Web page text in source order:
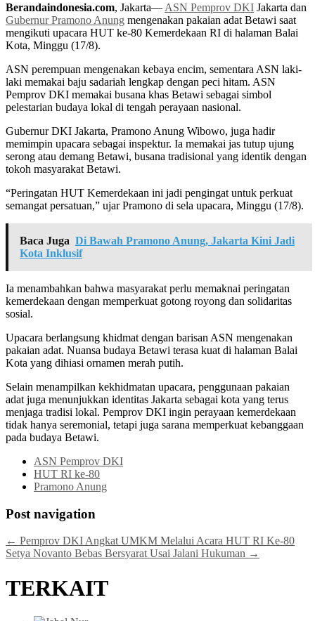
Berandaindonesia.com, Jakarta— ASN Pemprov DKI Jakarta dan
Gubernur Pramono Anung mengenakan pakaian adat Betawi saat
mengikuti upacara HUT ke-80 Kemerdekaan RI di halaman Balai
Kota, Minggu (17/8).
ASN perempuan mengenakan kebaya encim, sementara ASN laki-
laki memakai baju sadariah lengkap dengan peci hitam. ASN
Pemprov DKI memakai busana khas Betawi sebagai simbol
pelestarian budaya lokal di tengah perayaan nasional.
Gubernur DKI Jakarta, Pramono Anung Wibowo, juga hadir
memimpin upacara sebagai inspektur. Ia memakai jas tutup ujung
serong atau demang Betawi, busana tradisional yang identik dengan
tokoh masyarakat Betawi.
“Peringatan HUT Kemerdekaan ini jadi pengingat untuk perkuat
semangat persatuan,” ujar Pramono di sela upacara, Minggu (17/8).
Baca Juga Di Bawah Pramono Anung, Jakarta Kini Jadi
Kota Inklusif
Ia menambahkan bahwa masyarakat perlu memaknai peringatan
kemerdekaan dengan memperkuat gotong royong dan solidaritas
sosial.
Upacara berlangsung khidmat dengan barisan ASN mengenakan
pakaian adat. Nuansa budaya Betawi terasa kuat di halaman Balai
Kota yang dihiasi ornamen merah putih.
Selain menampilkan kekhidmatan upacara, penggunaan pakaian
adat juga menunjukkan identitas Jakarta sebagai kota yang terus
menjaga tradisi lokal. Pemprov DKI ingin perayaan kemerdekaan
tidak hanya seremonial, tetapi juga sarana memperkuat kebanggaan
pada budaya Betawi.
ASN Pemprov DKI
HUT RI ke-80
Pramono Anung
Post navigation
← Pemprov DKI Angkat UMKM Melalui Acara HUT RI Ke-80
Setya Novanto Bebas Bersyarat Usai Jalani Hukuman →
TERKAIT